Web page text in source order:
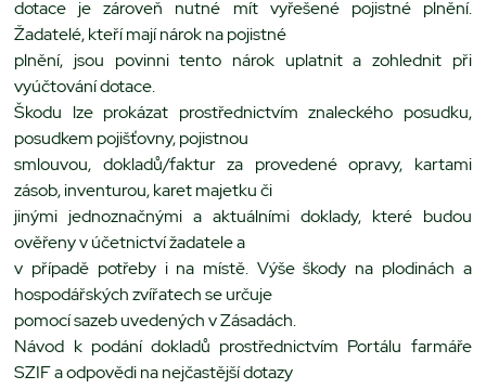
dotace je zároveň nutné mít vyřešené pojistné plnění.
Žadatelé, kteří mají nárok na pojistné
plnění, jsou povinni tento nárok uplatnit a zohlednit při
vyúčtování dotace.
Škodu lze prokázat prostřednictvím znaleckého posudku,
posudkem pojišťovny, pojistnou
smlouvou, dokladů/faktur za provedené opravy, kartami
zásob, inventurou, karet majetku či
jinými jednoznačnými a aktuálními doklady, které budou
ověřeny v účetnictví žadatele a
v případě potřeby i na místě. Výše škody na plodinách a
hospodářských zvířatech se určuje
pomocí sazeb uvedených v Zásadách.
Návod k podání dokladů prostřednictvím Portálu farmáře
SZIF a odpovědi na nejčastější dotazy